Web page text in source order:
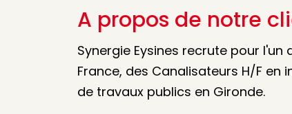
A propos de notre
Synergie Eysines recrute pour l'un
France, des Canalisateurs H/F
de travaux publics en Gironde.